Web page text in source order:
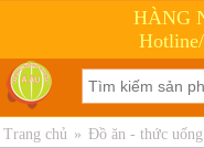
HÀNG
Trang chủ » Đồ ăn - thức uống